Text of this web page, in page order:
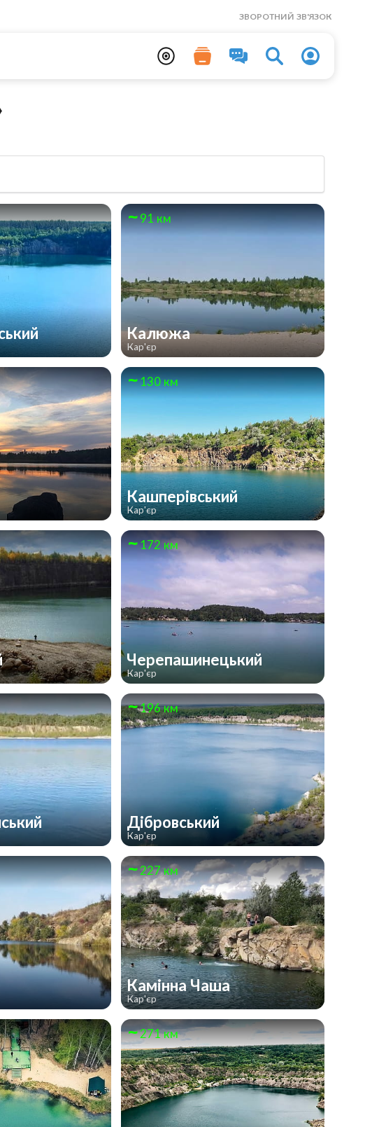
ЗВОРОТНИЙ ЗВ'ЯЗОК
91 км
Калюжа
Кар'єр
130 км
Кашперівський
Кар'єр
172 км
Черепашинецький
Кар'єр
196 км
Дібровський
Кар'єр
227 км
Камінна Чаша
Кар'єр
271 км